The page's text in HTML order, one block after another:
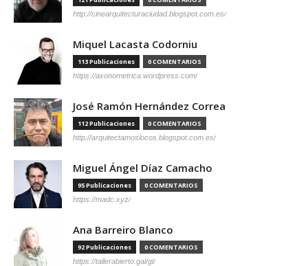
http://cinearquitecturaciudad.blogspot.com.es/
Miquel Lacasta Codorniu
113 Publicaciones 0 COMENTARIOS
https://axonometrica.wordpress.com/
José Ramón Hernández Correa
112 Publicaciones 0 COMENTARIOS
http://arquitectamoslocos.blogspot.com.es/
Miguel Ángel Díaz Camacho
95 Publicaciones 0 COMENTARIOS
https://madc.xyz/
Ana Barreiro Blanco
92 Publicaciones 0 COMENTARIOS
https://tallerabierto.gal/gl/